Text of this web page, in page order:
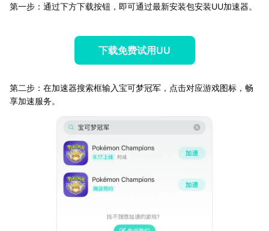
第一步：通过下方下载按钮，即可通过最新安装包安装UU加速器。
下载免费试用UU
第二步：在加速器搜索框输入宝可梦冠军，点击对应游戏图标，畅
享加速服务。